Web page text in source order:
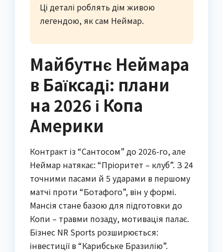
Ці деталі роблять дім живою
легендою, як сам Неймар.
Майбутнє Неймара
в Баїксаді: плани
на 2026 і Копа
Америки
Контракт із “Сантосом” до 2026-го, але
Неймар натякає: “Пріоритет – клуб”. З 24
точними пасами й 5 ударами в першому
матчі проти “Ботафого”, він у формі.
Мансія стане базою для підготовки до
Копи – травми позаду, мотивація палає.
Бізнес NR Sports розширюється:
інвестиції в “Карибське Бразилію”.